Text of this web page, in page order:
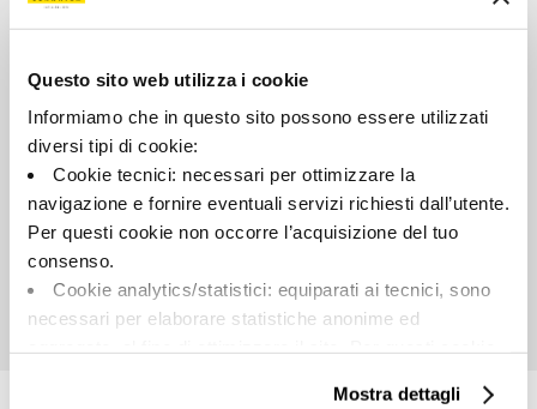
Questo sito web utilizza i cookie
Informiamo che in questo sito possono essere utilizzati
diversi tipi di cookie:
Cookie tecnici: necessari per ottimizzare la
navigazione e fornire eventuali servizi richiesti dall’utente.
Per questi cookie non occorre l’acquisizione del tuo
consenso.
Cookie analytics/statistici: equiparati ai tecnici, sono
necessari per elaborare statistiche anonime ed
Cookie di profilazione/marketing: sono utilizzati, solo
Mostra dettagli
Color:
Gris
Fondo
Formato:
60.0x60.0
matt
opaco
Destonalización:
Unidad de medida:
MQ